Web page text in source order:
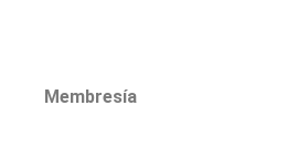
Membresía